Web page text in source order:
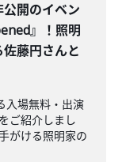
開のイベン
』！照明
藤円さんと
入場無料・出演
ご紹介しまし
がける照明家の